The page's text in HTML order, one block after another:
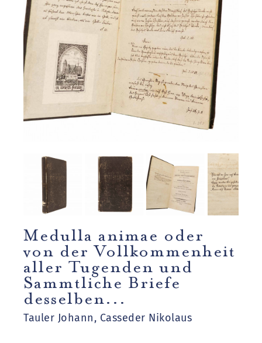
Medulla animae oder
von der Vollkommenheit
aller Tugenden und
Sammtliche Briefe
desselben...
Tauler Johann, Casseder Nikolaus